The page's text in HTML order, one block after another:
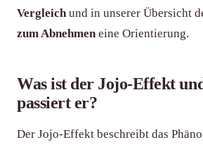
Vergleichund in unserer Übersicht
zum Abnehmeneine Orientierung.
Was ist der Jojo-Effekt
passiert er?
Der Jojo-Effekt beschreibt das